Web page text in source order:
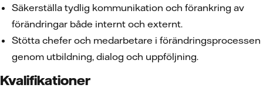
Säkerställa tydlig kommunikation och förankring av
förändringar både internt och externt.
Stötta chefer och medarbetare i förändringsprocessen
genom utbildning, dialog och uppföljning.
Kvalifikationer